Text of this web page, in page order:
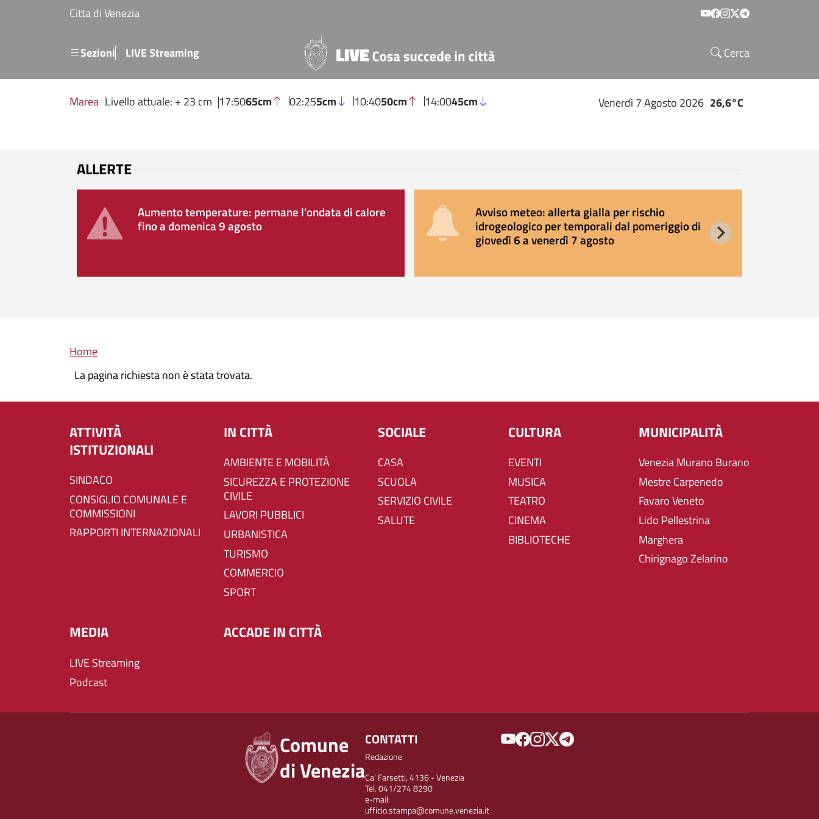
Salta al contenuto principale
Citta di Venezia Social menu
SezioniMenu secondario
LIVE Streaming Cerca
Marea Livello attuale: + 23 cm 17:5065cm 02:255cm 10:4050cm 14:0045cm Venerdì 7 Agosto 2026 26,6°C
ALLERTE
Aumento temperature: permane l'ondata di calore
fino a domenica 9 agosto
Avviso meteo: allerta gialla per rischio
idrogeologico per temporali dal pomeriggio di
giovedì 6 a venerdì 7 agosto
Briciole di pane
Home
La pagina richiesta non è stata trovata.
ATTIVITÀ
ISTITUZIONALI
SINDACO
CONSIGLIO COMUNALE E
COMMISSIONI
RAPPORTI INTERNAZIONALI
IN CITTÀ
AMBIENTE E MOBILITÀ
SICUREZZA E PROTEZIONE
CIVILE
LAVORI PUBBLICI
URBANISTICA
TURISMO
COMMERCIO
SPORT
SOCIALE
CASA
SCUOLA
SERVIZIO CIVILE
SALUTE
CULTURA
EVENTI
MUSICA
TEATRO
CINEMA
BIBLIOTECHE
MUNICIPALITÀ
Venezia Murano Burano
Mestre Carpenedo
Favaro Veneto
Lido Pellestrina
Marghera
Chirignago Zelarino
MEDIA
LIVE Streaming
Podcast
ACCADE IN CITTÀ
Comune
di Venezia
CONTATTI
Redazione
Ca' Farsetti, 4136 - Venezia
Tel. 041/274 8290
e-mail:
ufficio.stampa@comune.venezia.it
SOCIAL MENU